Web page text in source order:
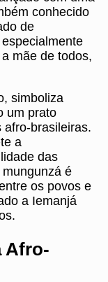
conhecido
de
mãe de todos,
simboliza
um prato
afro-brasileiras.
a
das
é
os povos e
a Iemanjá
Afro-